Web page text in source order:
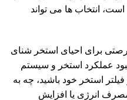
انتخاب ها می تواند
برای احیای استخر شنای
عملکرد استخر و سیستم
فیلتر استخر خود باشید، چه به
انرژی یا افزایش